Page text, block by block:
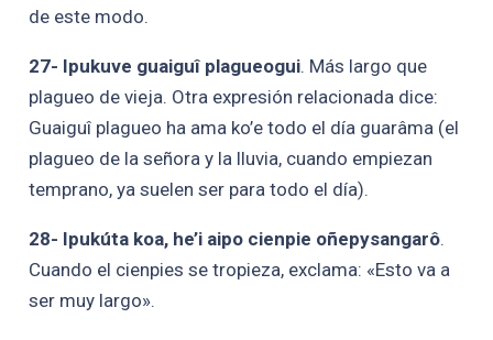
de este modo.
27- Ipukuve guaiguî plagueogui. Más largo que
plagueo de vieja. Otra expresión relacionada dice:
Guaiguî plagueo ha ama ko’e todo el día guarâma (el
plagueo de la señora y la lluvia, cuando empiezan
temprano, ya suelen ser para todo el día).
28- Ipukúta koa, he’i aipo cienpie oñepysangarô.
Cuando el cienpies se tropieza, exclama: «Esto va a
ser muy largo».